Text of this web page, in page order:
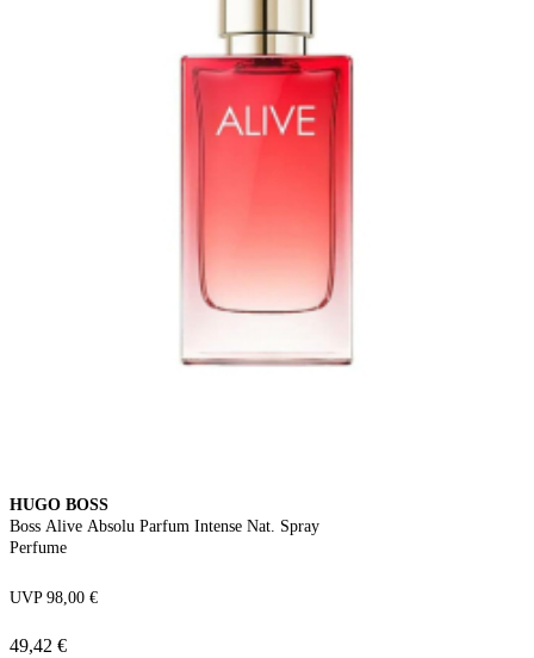
HUGO BOSS
Boss Alive Absolu Parfum Intense Nat. Spray
Perfume
UVP 98,00 €
49,42 €